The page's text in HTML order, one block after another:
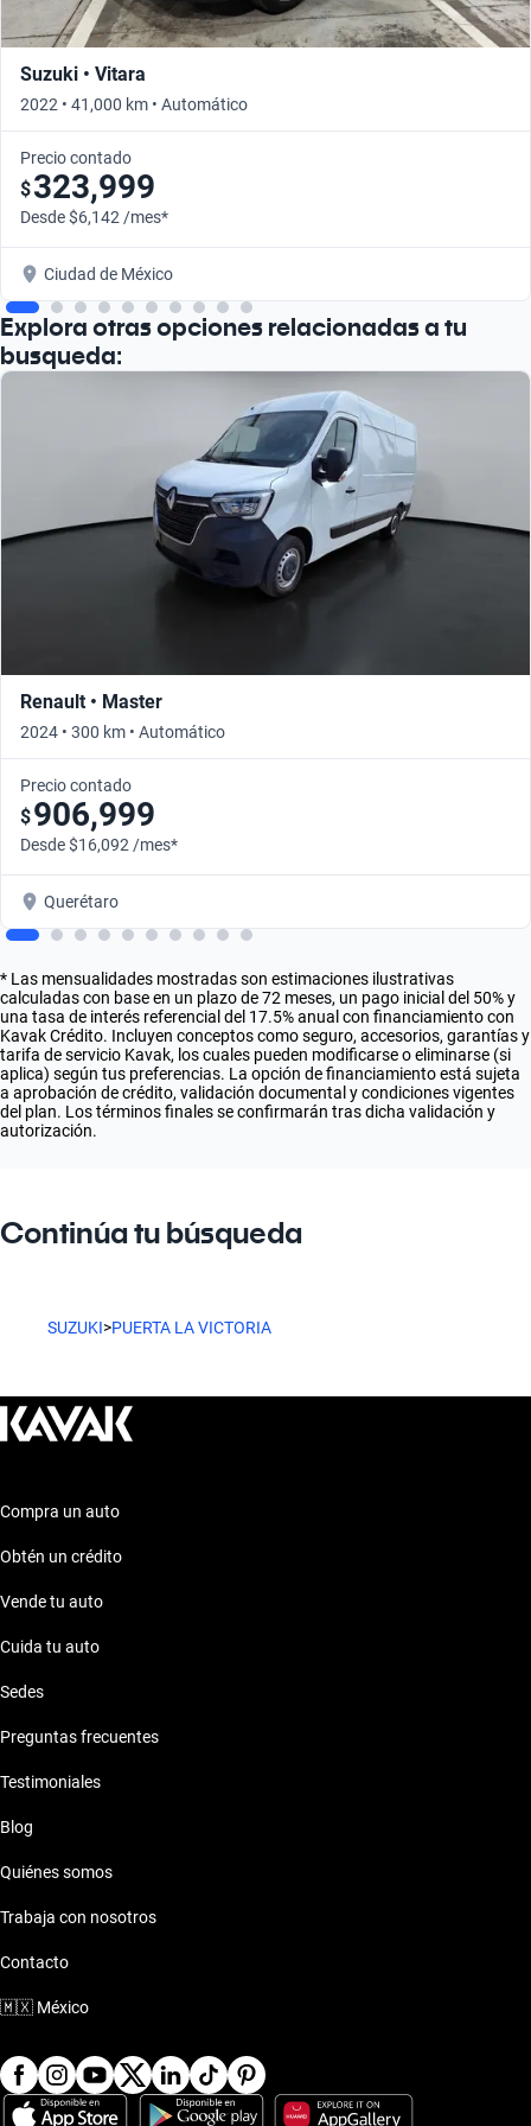
Suzuki • Vitara
2022 • 41,000 km • Automático
Precio contado
$323,999
Desde $6,142 /mes*
Ciudad de México
Explora otras opciones relacionadas a tu
busqueda:
Renault • Master
2024 • 300 km • Automático
Precio contado
$906,999
Desde $16,092 /mes*
Querétaro
* Las mensualidades mostradas son estimaciones ilustrativas
calculadas con base en un plazo de 72 meses, un pago inicial del 50% y
una tasa de interés referencial del 17.5% anual con financiamiento con
Kavak Crédito. Incluyen conceptos como seguro, accesorios, garantías y
tarifa de servicio Kavak, los cuales pueden modificarse o eliminarse (si
aplica) según tus preferencias. La opción de financiamiento está sujeta
a aprobación de crédito, validación documental y condiciones vigentes
del plan. Los términos finales se confirmarán tras dicha validación y
autorización.
Continúa tu búsqueda
SUZUKI>PUERTA LA VICTORIA
Compra un auto
Obtén un crédito
Vende tu auto
Cuida tu auto
Sedes
Preguntas frecuentes
Testimoniales
Blog
Quiénes somos
Trabaja con nosotros
Contacto
🇲🇽 México